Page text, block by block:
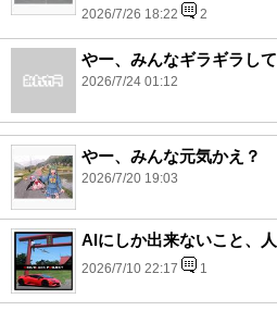
2026/7/26 18:22 2
やー、みんなギラギラし
2026/7/24 01:12
やー、みんな元気かえ？
2026/7/20 19:03
AIにしか出来ないこと、
2026/7/10 22:17 1